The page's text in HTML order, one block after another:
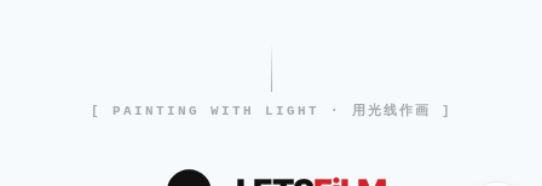
[ PAINTING WITH LIGHT · 用光线作画 ]